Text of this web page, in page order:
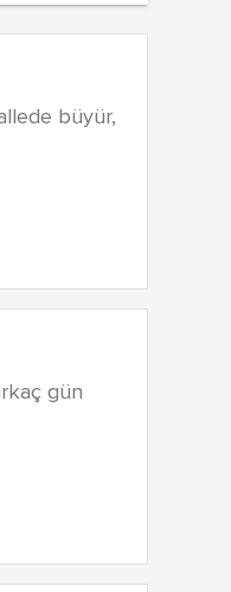
büyür,
gün